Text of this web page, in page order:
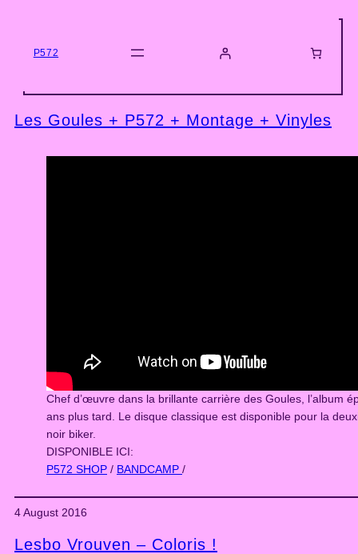
P572
Les Goules + P572 + Montage + Vinyles
Chef d’œuvre dans la brillante carrière des Goules, l’album
ans plus tard. Le disque classique est disponible pour la
noir biker.
DISPONIBLE ICI:
P572 SHOP / BANDCAMP /
4 August 2016
Lesbo Vrouven – Coloris !